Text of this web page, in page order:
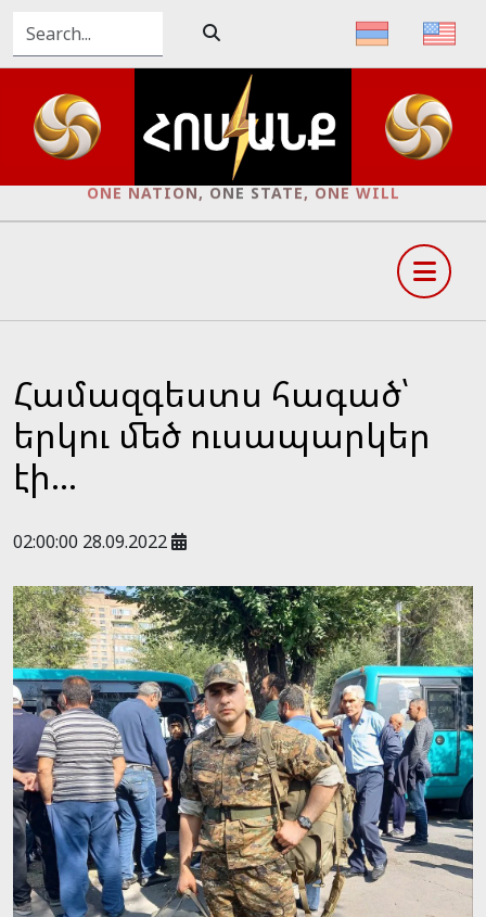
ONE NATION, ONE STATE, ONE WILL
Համազգեստս հագած՝
երկու մեծ ուսապարկեր
էի...
02:00:00 28.09.2022